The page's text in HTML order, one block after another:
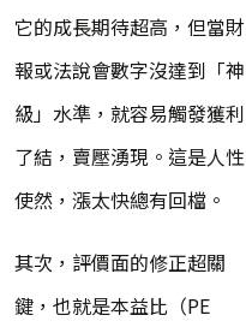
它的成長期待超高，但當財
報或法說會數字沒達到「神
級」水準，就容易觸發獲利
了結，賣壓湧現。這是人性
使然，漲太快總有回檔。
其次，評價面的修正超關
鍵，也就是本益比（PE